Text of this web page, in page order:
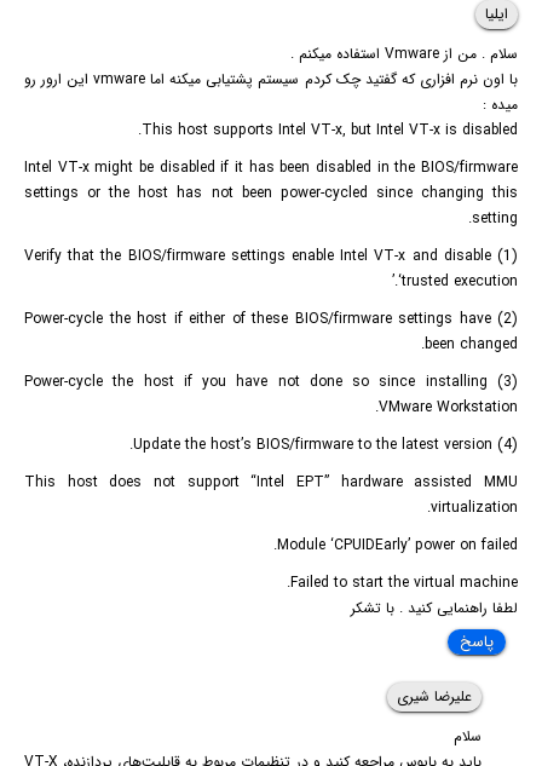
ایلیا
سلام . من از Vmware استفاده میکنم .
با اون نرم افزاری که گفتید چک کردم سیستم پشتیابی میکنه اما vmware این ارور رو
میده :
This host supports Intel VT-x, but Intel VT-x is disabled.
Intel VT-x might be disabled if it has been disabled in the BIOS/firmware
settings or the host has not been power-cycled since changing this
setting.
(1) Verify that the BIOS/firmware settings enable Intel VT-x and disable
‘trusted execution.’
(2) Power-cycle the host if either of these BIOS/firmware settings have
been changed.
(3) Power-cycle the host if you have not done so since installing
VMware Workstation.
(4) Update the host’s BIOS/firmware to the latest version.
This host does not support “Intel EPT” hardware assisted MMU
virtualization.
Module ‘CPUIDEarly’ power on failed.
Failed to start the virtual machine.
لطفا راهنمایی کنید . با تشکر
پاسخ
علیرضا شیری
سلام
باید به بایوس مراجعه کنید و در تنظیمات مربوط به قابلیت‌های پردازنده، VT-X